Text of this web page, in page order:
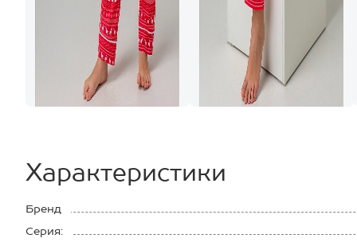
Характеристики
Бренд
Серия: